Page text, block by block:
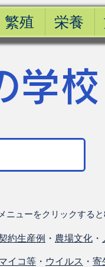
繁殖 栄養
学校
ニューをクリックする
約生産例 ・ 農場文化 ・
イコ等 ・ ウイルス ・ 寄